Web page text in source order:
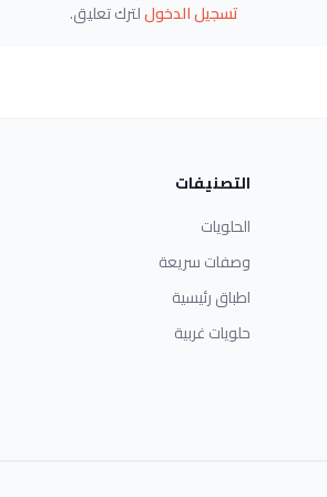
تسجيل الدخوللترك تعليق.
التصنيفات
الحلويات
وصفات سريعة
اطباق رئيسية
حلويات غربية